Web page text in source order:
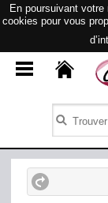
En poursuivant
cookies pour vous